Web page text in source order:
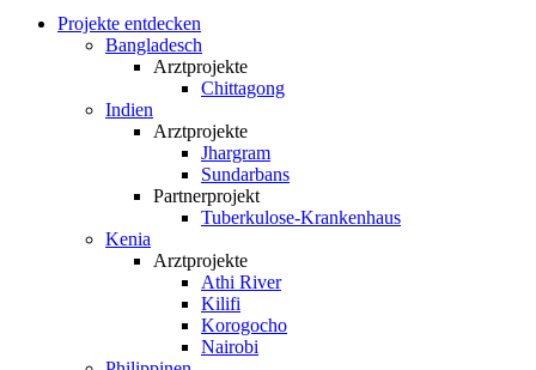
Projekte entdecken
Bangladesch
Arztprojekte
Chittagong
Indien
Arztprojekte
Jhargram
Sundarbans
Partnerprojekt
Tuberkulose-Krankenhaus
Kenia
Arztprojekte
Athi River
Kilifi
Korogocho
Nairobi